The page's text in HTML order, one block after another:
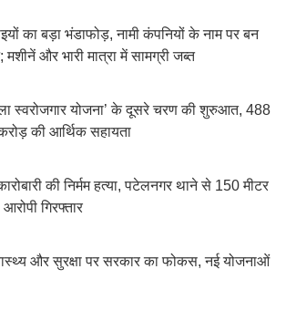
का बड़ा भंडाफोड़, नामी कंपनियों के नाम पर बन
मशीनें और भारी मात्रा में सामग्री जब्त
स्वरोजगार योजना’ के दूसरे चरण की शुरुआत, 488
की आर्थिक सहायता
की निर्मम हत्या, पटेलनगर थाने से 150 मीटर
गिरफ्तार
और सुरक्षा पर सरकार का फोकस, नई योजनाओं